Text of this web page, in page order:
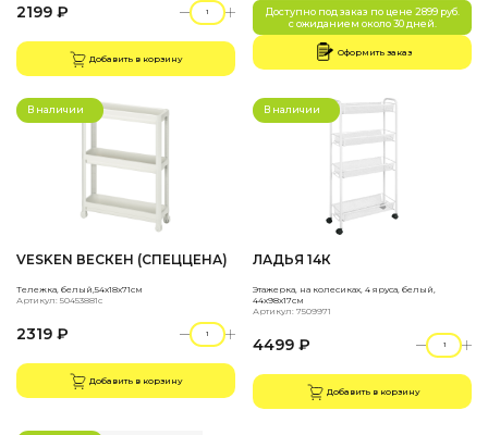
2199 ₽
Добавить в корзину
Доступно под заказ по цене 2899 руб.
с ожиданием около 30 дней.
Оформить заказ
В наличии
VESKEN ВЕСКЕН (СПЕЦЦЕНА)
Тележка, белый,54x18x71см
Артикул: 50453881с
2319 ₽
Добавить в корзину
В наличии
ЛАДЬЯ 14К
Этажерка, на колесиках, 4 яруса, белый,
44х98х17см
Артикул: 7509971
4499 ₽
Добавить в корзину